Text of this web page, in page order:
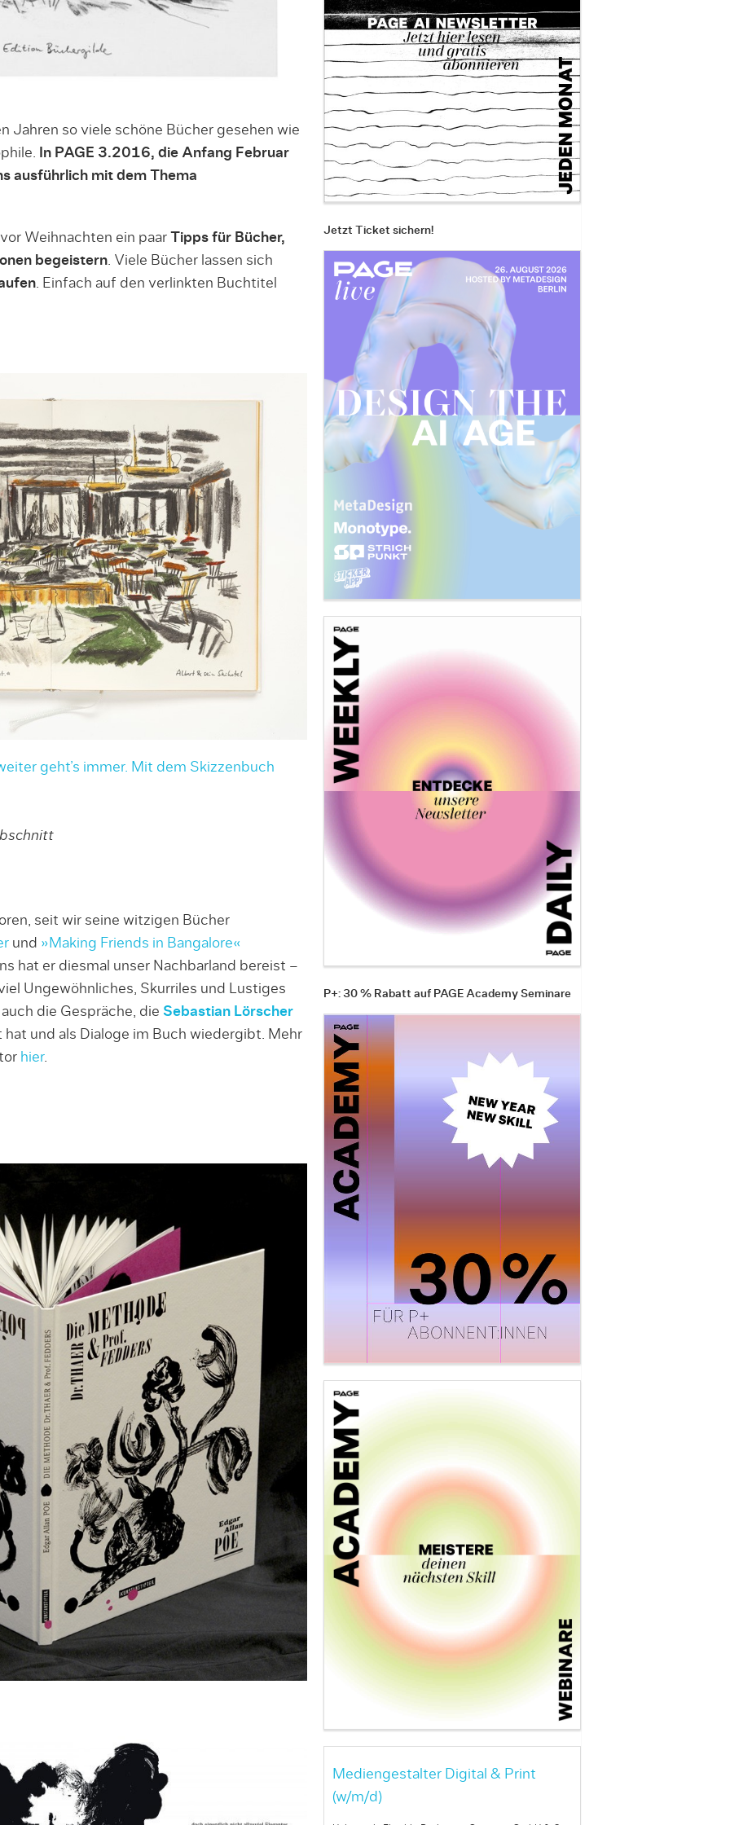
Jahren so viele schöne Bücher gesehen wie
In PAGE 3.2016, die Anfang Februar
ausführlich mit dem Thema
Weihnachten ein paar Tipps für Bücher,
begeistern. Viele Bücher lassen sich
. Einfach auf den verlinkten Buchtitel
geht’s immer. Mit dem Skizzenbuch
seit wir seine witzigen Bücher
und »Making Friends in Bangalore«
hat er diesmal unser Nachbarland bereist –
Ungewöhnliches, Skurriles und Lustiges
die Gespräche, die Sebastian Lörscher
und als Dialoge im Buch wiedergibt. Mehr
hier.
Jetzt Ticket sichern!
P+: 30 % Rabatt auf PAGE Academy Seminare
Mediengestalter Digital & Print
(w/m/d)